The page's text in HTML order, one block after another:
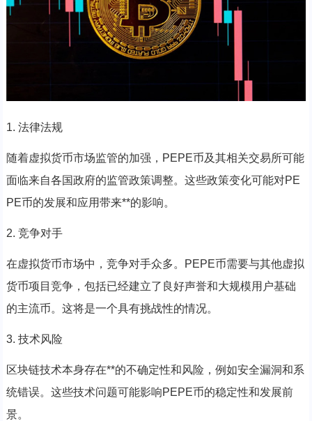
1. 法律法规
随着虚拟货币市场监管的加强，PEPE币及其相关交易所可能
面临来自各国政府的监管政策调整。这些政策变化可能对PE
PE币的发展和应用带来**的影响。
2. 竞争对手
在虚拟货币市场中，竞争对手众多。PEPE币需要与其他虚拟
货币项目竞争，包括已经建立了良好声誉和大规模用户基础
的主流币。这将是一个具有挑战性的情况。
3. 技术风险
区块链技术本身存在**的不确定性和风险，例如安全漏洞和系
统错误。这些技术问题可能影响PEPE币的稳定性和发展前
景。